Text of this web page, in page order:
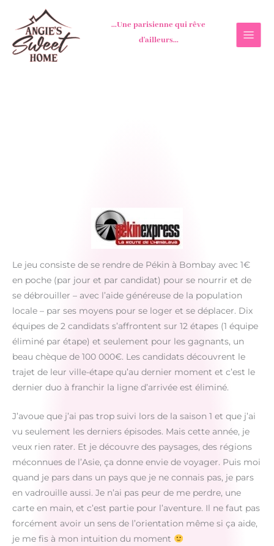
contenu
...Une parisienne qui rêve
d'ailleurs...
Le jeu consiste de se rendre de Pékin à Bombay avec 1€
en poche (par jour et par candidat) pour se nourrir et de
se débrouiller – avec l’aide généreuse de la population
locale – par ses moyens pour se loger et se déplacer. Dix
équipes de 2 candidats s’affrontent sur 12 étapes (1 équipe
éliminé par étape) et seulement pour les gagnants, un
beau chèque de 100 000€. Les candidats découvrent le
trajet de leur ville-étape qu’au dernier moment et c’est le
dernier duo à franchir la ligne d’arrivée est éliminé.
J’avoue que j’ai pas trop suivi lors de la saison 1 et que j’ai
vu seulement les derniers épisodes. Mais cette année, je
veux rien rater. Et je découvre des paysages, des régions
méconnues de l’Asie, ça donne envie de voyager. Puis moi
quand je pars dans un pays que je ne connais pas, je pars
en vadrouille aussi. Je n’ai pas peur de me perdre, une
carte en main, et c’est partie pour l’aventure. Il ne faut pas
forcément avoir un sens de l’orientation même si ça aide,
je me fis à mon intuition du moment